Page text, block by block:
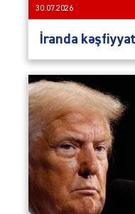
30.07.2026
İranda